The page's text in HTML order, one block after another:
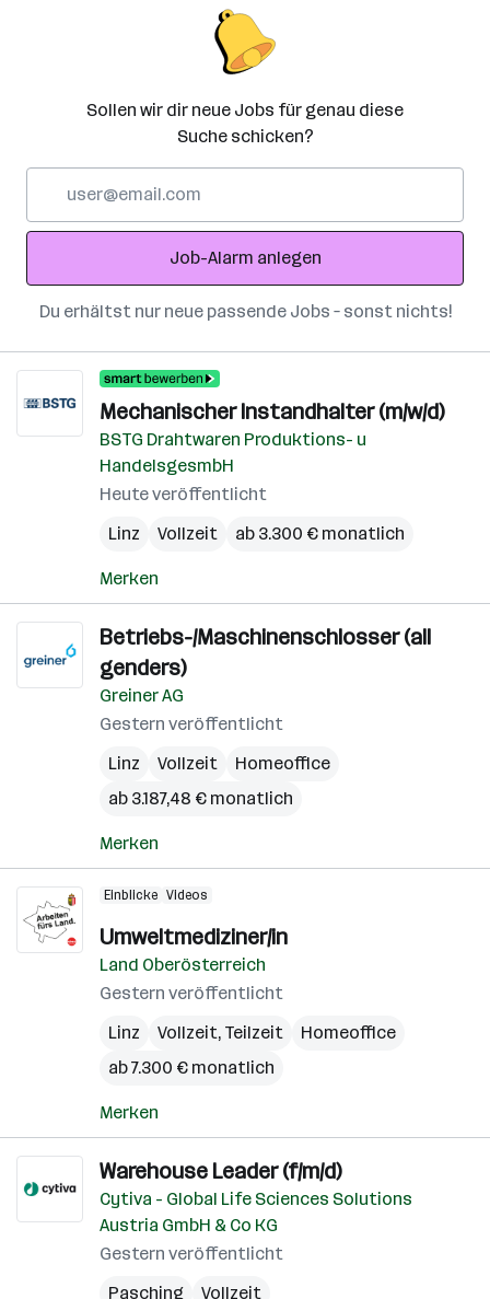
Sollen wir dir neue Jobs für genau diese
Suche schicken?
Adresse
Job-Alarm anlegen
Du erhältst nur neue passende Jobs – sonst nichts!
Mechanischer Instandhalter (m/w/d)
BSTG Drahtwaren Produktions- u
HandelsgesmbH
Heute veröffentlicht
Linz
Vollzeit ab 3.300 € monatlich
Merken
Betriebs-/Maschinenschlosser (all
genders)
Greiner AG
Gestern veröffentlicht
Linz
Vollzeit
Homeoffice
ab 3.187,48 € monatlich
Merken
Einblicke Videos
Umweltmediziner/in
Land Oberösterreich
Gestern veröffentlicht
Linz
Vollzeit, Teilzeit
Homeoffice
ab 7.300 € monatlich
Merken
Warehouse Leader (f/m/d)
Cytiva - Global Life Sciences Solutions
Austria GmbH & Co KG
Gestern veröffentlicht
Pasching
Vollzeit